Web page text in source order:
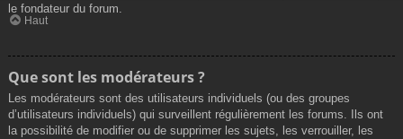
le fondateur du forum.
Haut
Que sont les modérateurs ?
Les modérateurs sont des utilisateurs individuels (ou des groupes
d’utilisateurs individuels) qui surveillent régulièrement les forums. Ils ont
la possibilité de modifier ou de supprimer les sujets, les verrouiller, les